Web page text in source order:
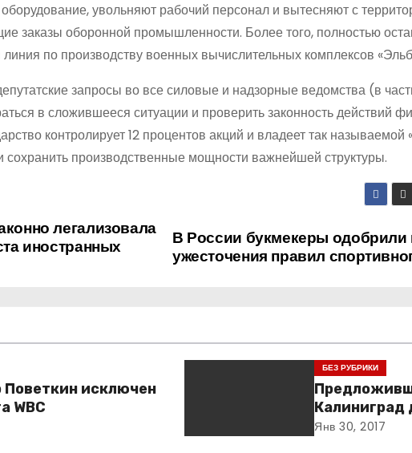
увольняют рабочий персонал и вытесняют с
заказы оборонной промышленности. Более того, полностью
по производству военных вычислительных комплексов
запросы во все силовые и надзорные ведомства (в
в сложившееся ситуации и проверить законность действий
контролирует 12 процентов акций и владеет так называемой
сохранить производственные мощности важнейшей структуры.
В России букмекеры
ужесточения правил
легализовала
иностранных
Поветкин исключен
WBC
БЕЗ РУБРИКИ
Калиниград
назвали
Янв 30, 2017